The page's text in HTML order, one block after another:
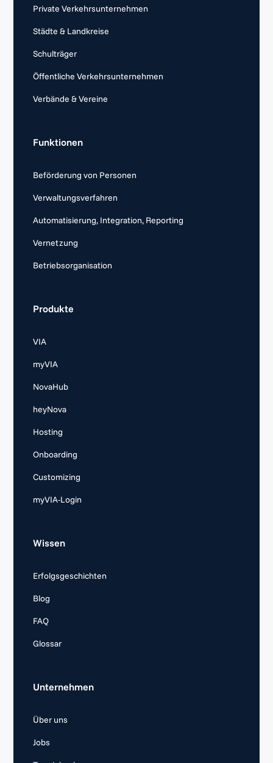
Private Verkehrsunternehmen
Städte & Landkreise
Schulträger
Öffentliche Verkehrsunternehmen
Verbände & Vereine
Funktionen
Beförderung von Personen
Verwaltungsverfahren
Automatisierung, Integration, Reporting
Vernetzung
Betriebsorganisation
Produkte
VIA
myVIA
NovaHub
heyNova
Hosting
Onboarding
Customizing
myVIA-Login
Wissen
Erfolgsgeschichten
Blog
FAQ
Glossar
Unternehmen
Über uns
Jobs